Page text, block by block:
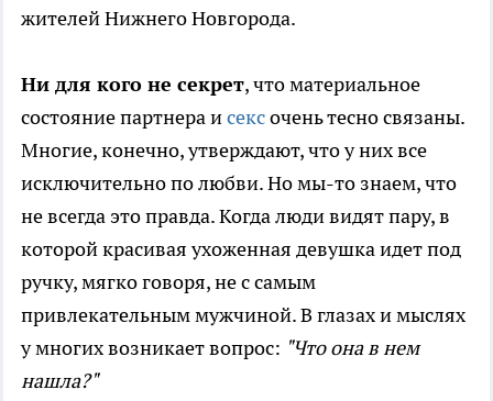
жителей Нижнего Новгорода.
Ни для кого не секрет, что материальное
состояние партнера исексочень тесно связаны.
Многие, конечно, утверждают, что у них все
исключительно по любви. Но мы-то знаем, что
не всегда это правда. Когда люди видят пару, в
которой красивая ухоженная девушка идет под
ручку, мягко говоря, не с самым
привлекательным мужчиной. В глазах и мыслях
у многих возникает вопрос: "Что она в нем
нашла?"